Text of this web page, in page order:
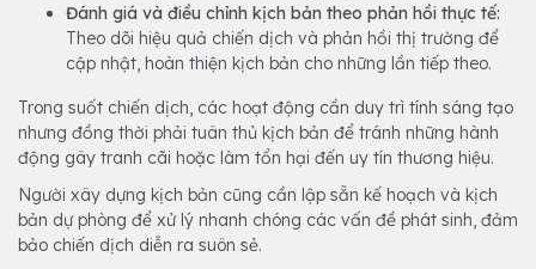
Đánh giá và điều chỉnh kịch bản theo phản hồi thực tế:
Theo dõi hiệu quả chiến dịch và phản hồi thị trường để
cập nhật, hoàn thiện kịch bản cho những lần tiếp theo.
Trong suốt chiến dịch, các hoạt động cần duy trì tính sáng tạo
nhưng đồng thời phải tuân thủ kịch bản để tránh những hành
động gây tranh cãi hoặc làm tổn hại đến uy tín thương hiệu.
Người xây dựng kịch bản cũng cần lập sẵn kế hoạch và kịch
bản dự phòng để xử lý nhanh chóng các vấn đề phát sinh, đảm
bảo chiến dịch diễn ra suôn sẻ.